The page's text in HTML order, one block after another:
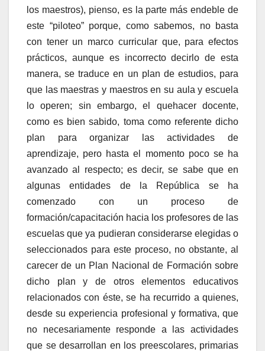
los maestros), pienso, es la parte más endeble de
este “piloteo” porque, como sabemos, no basta
con tener un marco curricular que, para efectos
prácticos, aunque es incorrecto decirlo de esta
manera, se traduce en un plan de estudios, para
que las maestras y maestros en su aula y escuela
lo operen; sin embargo, el quehacer docente,
como es bien sabido, toma como referente dicho
plan para organizar las actividades de
aprendizaje, pero hasta el momento poco se ha
avanzado al respecto; es decir, se sabe que en
algunas entidades de la República se ha
comenzado con un proceso de
formación/capacitación hacia los profesores de las
escuelas que ya pudieran considerarse elegidas o
seleccionados para este proceso, no obstante, al
carecer de un Plan Nacional de Formación sobre
dicho plan y de otros elementos educativos
relacionados con éste, se ha recurrido a quienes,
desde su experiencia profesional y formativa, que
no necesariamente responde a las actividades
que se desarrollan en los preescolares, primarias